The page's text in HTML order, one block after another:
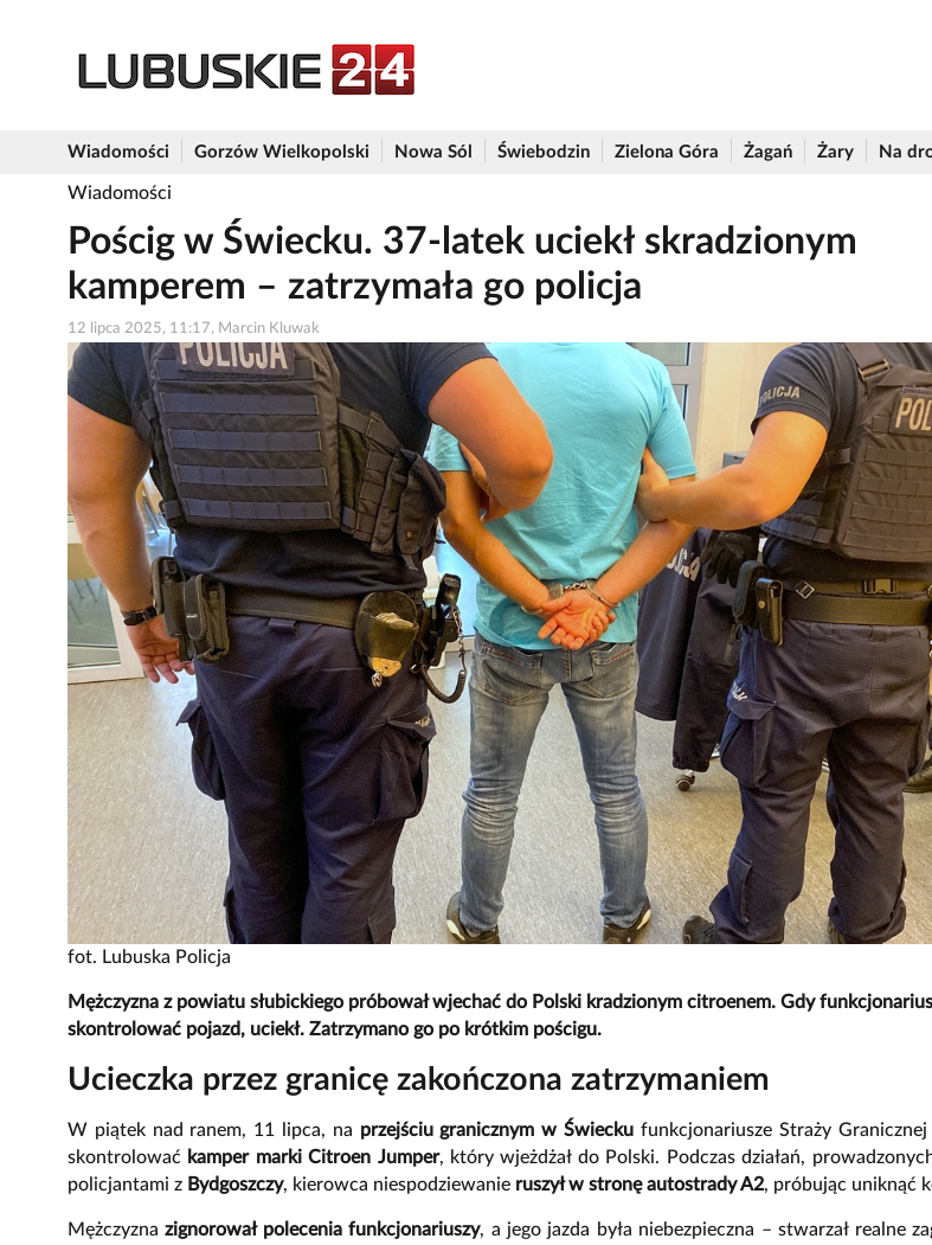
Wiadomości Gorzów Wielkopolski Nowa Sól Świebodzin Zielona Góra Żagań Żary Na
Wiadomości
Pościg w Świecku. 37-latek uciekł skradzionym
kamperem – zatrzymała go policja
12 lipca 2025, 11:17, Marcin Kluwak
fot. Lubuska Policja
Mężczyzna z powiatu słubickiego próbował wjechać do Polski kradzionym citroenem. Gdy
skontrolować pojazd, uciekł. Zatrzymano go po krótkim pościgu.
Ucieczka przez granicę zakończona zatrzymaniem
W piątek nad ranem, 11 lipca, na przejściu granicznym w Świecku funkcjonariusze Straży
skontrolować kamper marki Citroen Jumper, który wjeżdżał do Polski. Podczas działań,
policjantami z Bydgoszczy, kierowca niespodziewanie ruszył w stronę autostrady A2, próbując uniknąć
Mężczyznazignorował polecenia funkcjonariuszy, a jego jazda była niebezpieczna – stwarzał realne